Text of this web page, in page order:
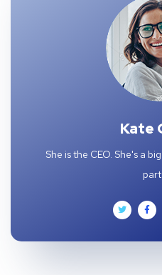
Kate
She is the CEO. She's a